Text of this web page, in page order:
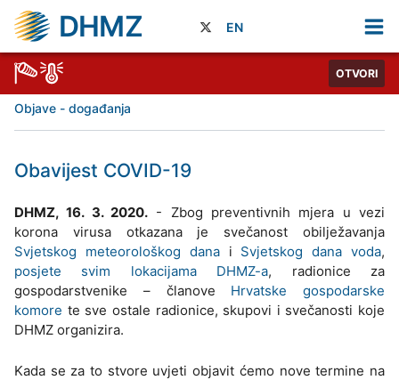
DHMZ EN
OTVORI
Objave - događanja
Obavijest COVID-19
DHMZ, 16. 3. 2020. - Zbog preventivnih mjera u vezi
korona virusa otkazana je svečanost obilježavanja
Svjetskog meteorološkog danai Svjetskog dana voda,
posjete svim lokacijama DHMZ-a, radionice za
gospodarstvenike – članove Hrvatske gospodarske
komore te sve ostale radionice, skupovi i svečanosti koje
DHMZ organizira.
Kada se za to stvore uvjeti objavit ćemo nove termine na